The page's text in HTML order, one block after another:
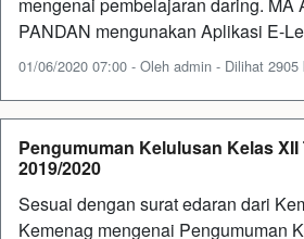
PANDAN mengunakan Aplikasi E-
01/06/2020 07:00 - Oleh admin - Dilihat 2905
Pengumuman Kelulusan Kelas XII
2019/2020
Sesuai dengan surat edaran dari
Kemenag mengenai Pengumuman